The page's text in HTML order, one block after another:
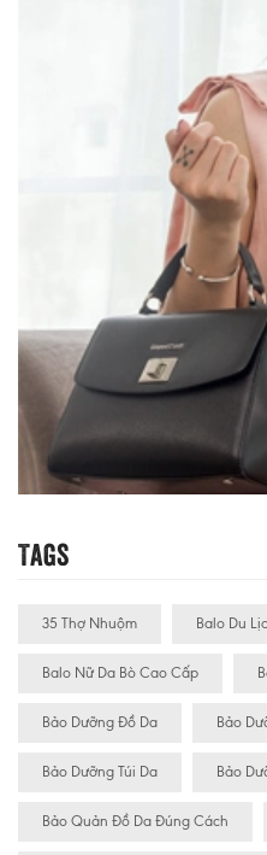
Tags
35 Thợ Nhuộm Balo Du
Balo Nữ Da Bò Cao Cấp
Bảo Dưỡng Đồ Da Bảo
Bảo Dưỡng Túi Da Bảo
Bảo Quản Đồ Da Đúng Cách